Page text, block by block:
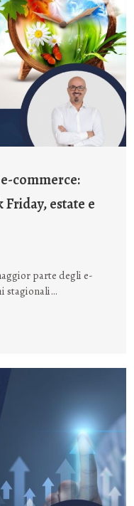
commerce:
estate e
parte degli e-
stagionali…